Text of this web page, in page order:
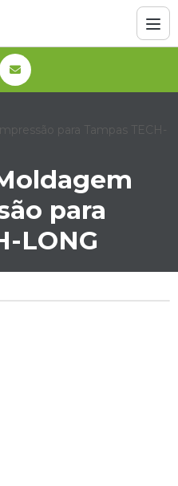
para Tampas TECH-
para
LONG